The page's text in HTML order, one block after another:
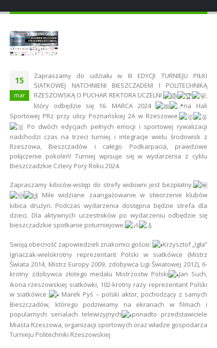
15
mar
Zapraszamy do udziału w III EDYCJI TURNIEJU PIŁKI
SIATKOWEJ NATCHNIENI BIESZCZADEM I POLITECHNIKĄ
RZESZOWSKĄ O PUCHAR REKTORA UCZELNI
,
który odbędzie się 16. MARCA 2024
na Hali
Sportowej PRz przy ulicy Poznańskiej 2A w Rzeszowie.
Po dwóch edycjach pełnych emocji i sportowej rywalizacji
nadchodzi czas na trzeci turniej i integracje wielu środowisk z
Rzeszowa, Bieszczadów i całego Podkarpacia, prawdziwe
połączenie pokoleń! Turniej wpisuje się w wydarzenia z cyklu
Bieszczadzkie Cztery Pory Roku 2024.
Zapraszamy kibiców-wstęp do strefy widowni jest bezpłatny.
Mile widziane zaangażowanie w stworzenie klubów
kibica drużyn. Podczas wydarzenia dostępna będzie strefa dla
dzieci. Dla aktywnych uczestników po wydarzeniu odbędzie się
bieszczadzkie spotkanie poturniejowe.
Swoją obecność zapowiedzieli znakomici goście:
Krzysztof „Igła”
Ignaczak-wielokrotny reprezentant Polski w siatkówce (Mistrz
Świata 2014, Mistrz Europy 2009, zdobywca Ligi Światowej 2012), 6-
krotny zdobywca złotego medalu Mistrzostw Polski
Jan Such,
ikona rzeszowskiej siatkówki, 102-krotny razy reprezentant Polski
w siatkówce
Marek Pyś – polski aktor, pochodzący z samych
Bieszczadów, którego podziwiamy na ekranach w filmach i
popularnych serialach telewizyjnych
ponadto przedstawiciele
Miasta Rzeszowa, organizacji sportowych oraz władze gospodarza
Turnieju Politechniki Rzeszowskiej